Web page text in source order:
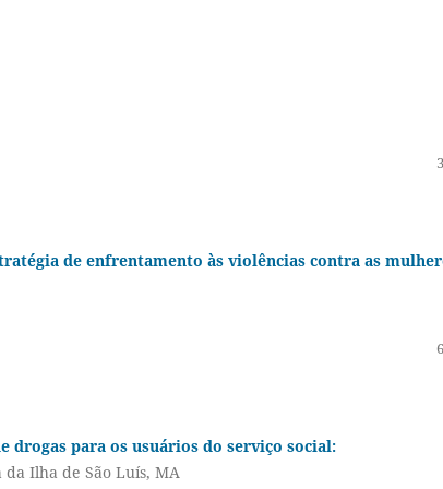
de enfrentamento às violências contra as
drogas para os usuários do serviço social:
da Ilha de São Luís, MA